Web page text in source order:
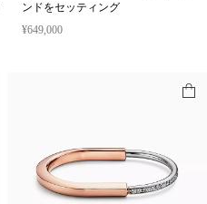
ンドをセッティング
¥649,000